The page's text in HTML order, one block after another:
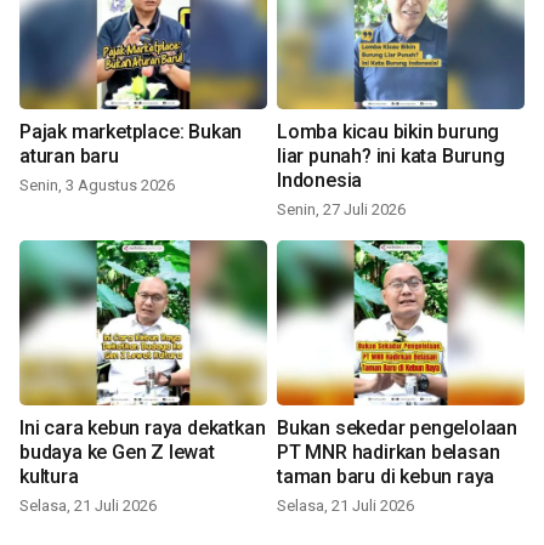
Pajak marketplace: Bukan
aturan baru
Senin, 3 Agustus 2026
Lomba kicau bikin burung
liar punah? ini kata Burung
Indonesia
Senin, 27 Juli 2026
Ini cara kebun raya dekatkan
budaya ke Gen Z lewat
kultura
Selasa, 21 Juli 2026
Bukan sekedar pengelolaan
PT MNR hadirkan belasan
taman baru di kebun raya
Selasa, 21 Juli 2026